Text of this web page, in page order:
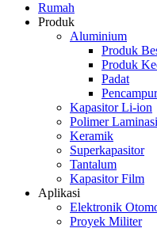
Rumah
Produk
Aluminium
Produk
Produk
Padat
Kapasitor Li-ion
Polimer Laminasi
Keramik
Superkapasitor
Tantalum
Kapasitor Film
Aplikasi
Elektronik
Proyek Militer